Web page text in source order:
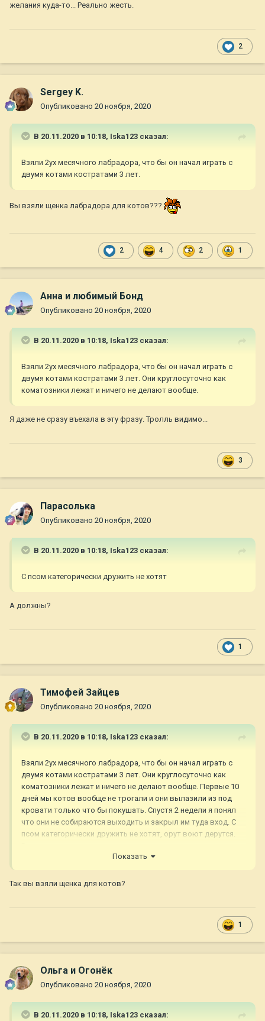
желания куда-то... Реально жесть.
2
Sergey K.
Опубликовано 20 ноября, 2020
В 20.11.2020 в 10:18, Iska123 сказал:
Взяли 2ух месячного лабрадора, что бы он начал играть с
двумя котами костратами 3 лет.
Вы взяли щенка лабрадора для котов???
2 4 2 1
Анна и любимый Бонд
Опубликовано 20 ноября, 2020
В 20.11.2020 в 10:18, Iska123 сказал:
Взяли 2ух месячного лабрадора, что бы он начал играть с
двумя котами костратами 3 лет. Они круглосуточно как
коматозники лежат и ничего не делают вообще.
Я даже не сразу въехала в эту фразу. Тролль видимо...
3
Парасолька
Опубликовано 20 ноября, 2020
В 20.11.2020 в 10:18, Iska123 сказал:
С псом категорически дружить не хотят
А должны?
1
Тимофей Зайцев
Опубликовано 20 ноября, 2020
В 20.11.2020 в 10:18, Iska123 сказал:
Взяли 2ух месячного лабрадора, что бы он начал играть с
двумя котами костратами 3 лет. Они круглосуточно как
коматозники лежат и ничего не делают вообще. Первые 10
дней мы котов вообще не трогали и они вылазили из под
кровати только что бы покушать. Спустя 2 недели я понял
что они не собираются выходить и закрыл им туда вход. С
псом категорически дружить не хотят, орут воют дерутся.
щенку он начинает играть они начинают злиться. Всё
коты вообще не хотят дружить с щенком. Можете
Показать
Так вы взяли щенка для котов?
1
Ольга и Огонёк
Опубликовано 20 ноября, 2020
В 20.11.2020 в 10:18, Iska123 сказал: